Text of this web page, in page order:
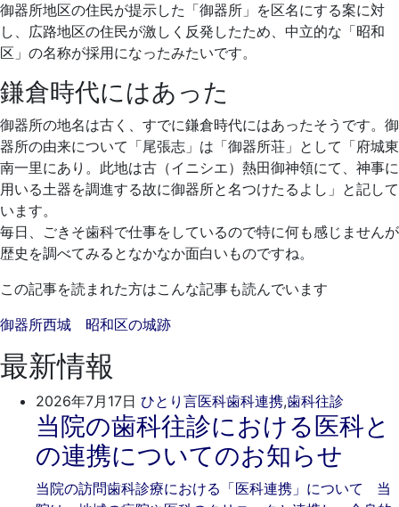
御器所地区の住民が提示した「御器所」を区名にする案に対
し、広路地区の住民が激しく反発したため、中立的な「昭和
区」の名称が採用になったみたいです。
鎌倉時代にはあった
御器所の地名は古く、すでに鎌倉時代にはあったそうです。御
器所の由来について「尾張志」は「御器所荘」として「府城東
南一里にあり。此地は古（イニシエ）熱田御神領にて、神事に
用いる土器を調進する故に御器所と名つけたるよし」と記して
います。
毎日、ごきそ歯科で仕事をしているので特に何も感じませんが
歴史を調べてみるとなかなか面白いものですね。
この記事を読まれた方はこんな記事も読んでいます
御器所西城 昭和区の城跡
最新情報
2026年7月17日 ひとり言医科歯科連携,歯科往診
年
7
17
き
そ
科
当院の歯科往診における医科と
の連携についてのお知らせ
当院の訪問歯科診療における「医科連携」について 当